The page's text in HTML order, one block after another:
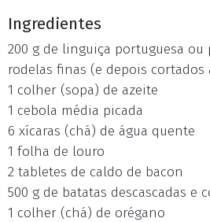
Ingredientes
200 g de linguiça portuguesa ou
rodelas finas (e depois cortados
1 colher (sopa) de azeite
1 cebola média picada
6 xícaras (chá) de água quente
1 folha de louro
2 tabletes de caldo de bacon
500 g de batatas descascadas e
1 colher (chá) de orégano